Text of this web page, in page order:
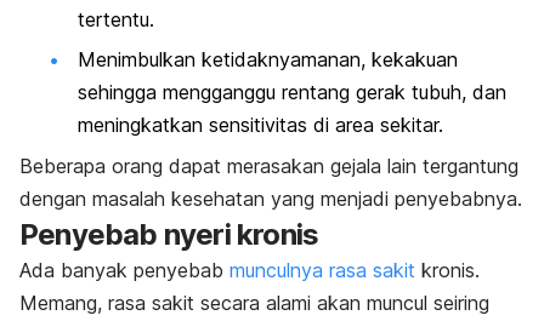
tertentu.
Menimbulkan ketidaknyamanan, kekakuan
sehingga mengganggu rentang gerak tubuh, dan
meningkatkan sensitivitas di area sekitar.
Beberapa orang dapat merasakan gejala lain tergantung
dengan masalah kesehatan yang menjadi penyebabnya.
Penyebab nyeri kronis
Ada banyak penyebab munculnya rasa sakit kronis.
Memang, rasa sakit secara alami akan muncul seiring